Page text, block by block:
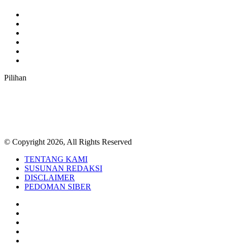
Pilihan
© Copyright 2026, All Rights Reserved
TENTANG KAMI
SUSUNAN REDAKSI
DISCLAIMER
PEDOMAN SIBER